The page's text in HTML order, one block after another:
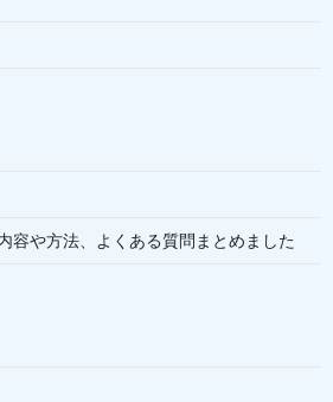
容や方法、よくある質問まとめました